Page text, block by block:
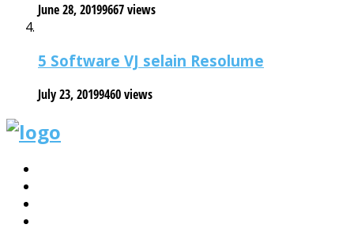
June 28, 20199667 views
5 Software VJ selain Resolume
July 23, 20199460 views